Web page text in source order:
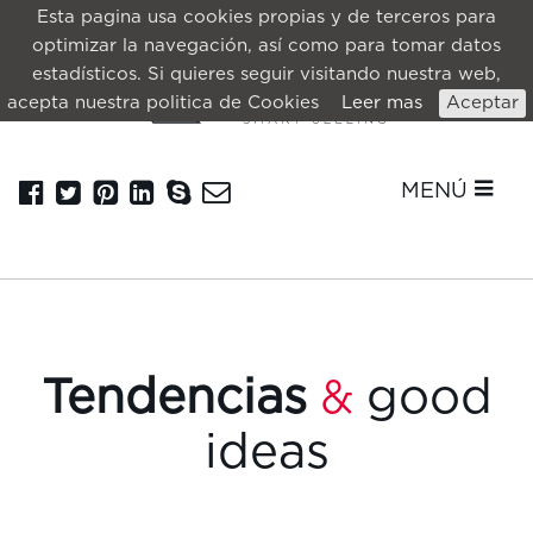
Esta pagina usa cookies propias y de terceros para
optimizar la navegación, así como para tomar datos
estadísticos. Si quieres seguir visitando nuestra web,
acepta nuestra politica de Cookies
Leer mas Aceptar
MENÚ
Tendencias &good
ideas